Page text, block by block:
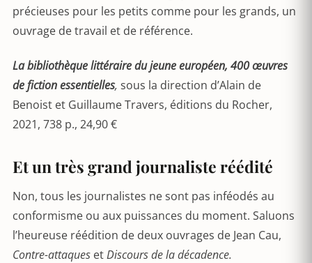
précieuses pour les petits comme pour les grands, un
ouvrage de travail et de référence.
La bibliothèque littéraire du jeune européen, 400 œuvres
de fiction essentielles, sous la direction d’Alain de
Benoist et Guillaume Travers, éditions du Rocher,
2021, 738 p., 24,90 €
Et un très grand journaliste réédité
Non, tous les journalistes ne sont pas inféodés au
conformisme ou aux puissances du moment. Saluons
l’heureuse réédition de deux ouvrages de Jean Cau,
Contre-attaques etDiscours de la décadence.